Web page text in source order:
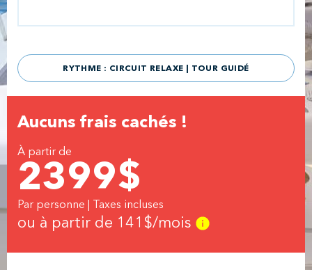
RYTHME : CIRCUIT RELAXE | TOUR GUIDÉ
Aucuns frais cachés !
À partir de
2399$
Par personne | Taxes incluses
ou à partir de 141 $/mois